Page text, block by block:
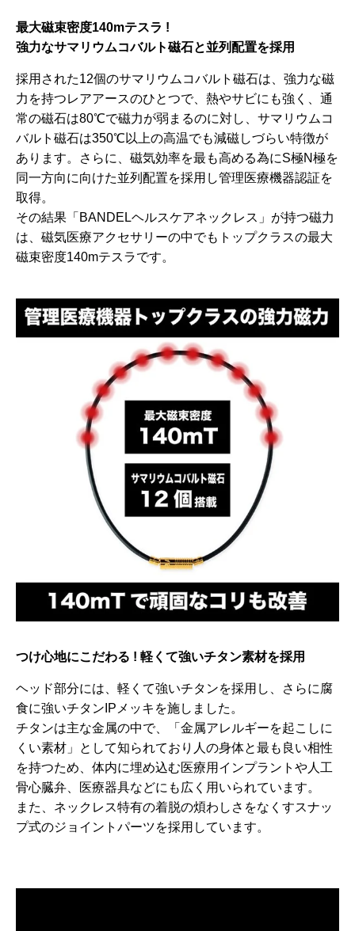
最大磁束密度140mテスラ !
強力なサマリウムコバルト磁石と並列配置を採用
採用された12個のサマリウムコバルト磁石は、強力な磁
力を持つレアアースのひとつで、熱やサビにも強く、通
常の磁石は80℃で磁力が弱まるのに対し、サマリウムコ
バルト磁石は350℃以上の高温でも減磁しづらい特徴が
あります。さらに、磁気効率を最も高める為にS極N極を
同一方向に向けた並列配置を採用し管理医療機器認証を
取得。
その結果「BANDELヘルスケアネックレス」が持つ磁力
は、磁気医療アクセサリーの中でもトップクラスの最大
磁束密度140mテスラです。
つけ心地にこだわる ! 軽くて強いチタン素材を採用
ヘッド部分には、軽くて強いチタンを採用し、さらに腐
食に強いチタンIPメッキを施しました。
チタンは主な金属の中で、「金属アレルギーを起こしに
くい素材」として知られており人の身体と最も良い相性
を持つため、体内に埋め込む医療用インプラントや人工
骨心臓弁、医療器具などにも広く用いられています。
また、ネックレス特有の着脱の煩わしさをなくすスナッ
プ式のジョイントパーツを採用しています。